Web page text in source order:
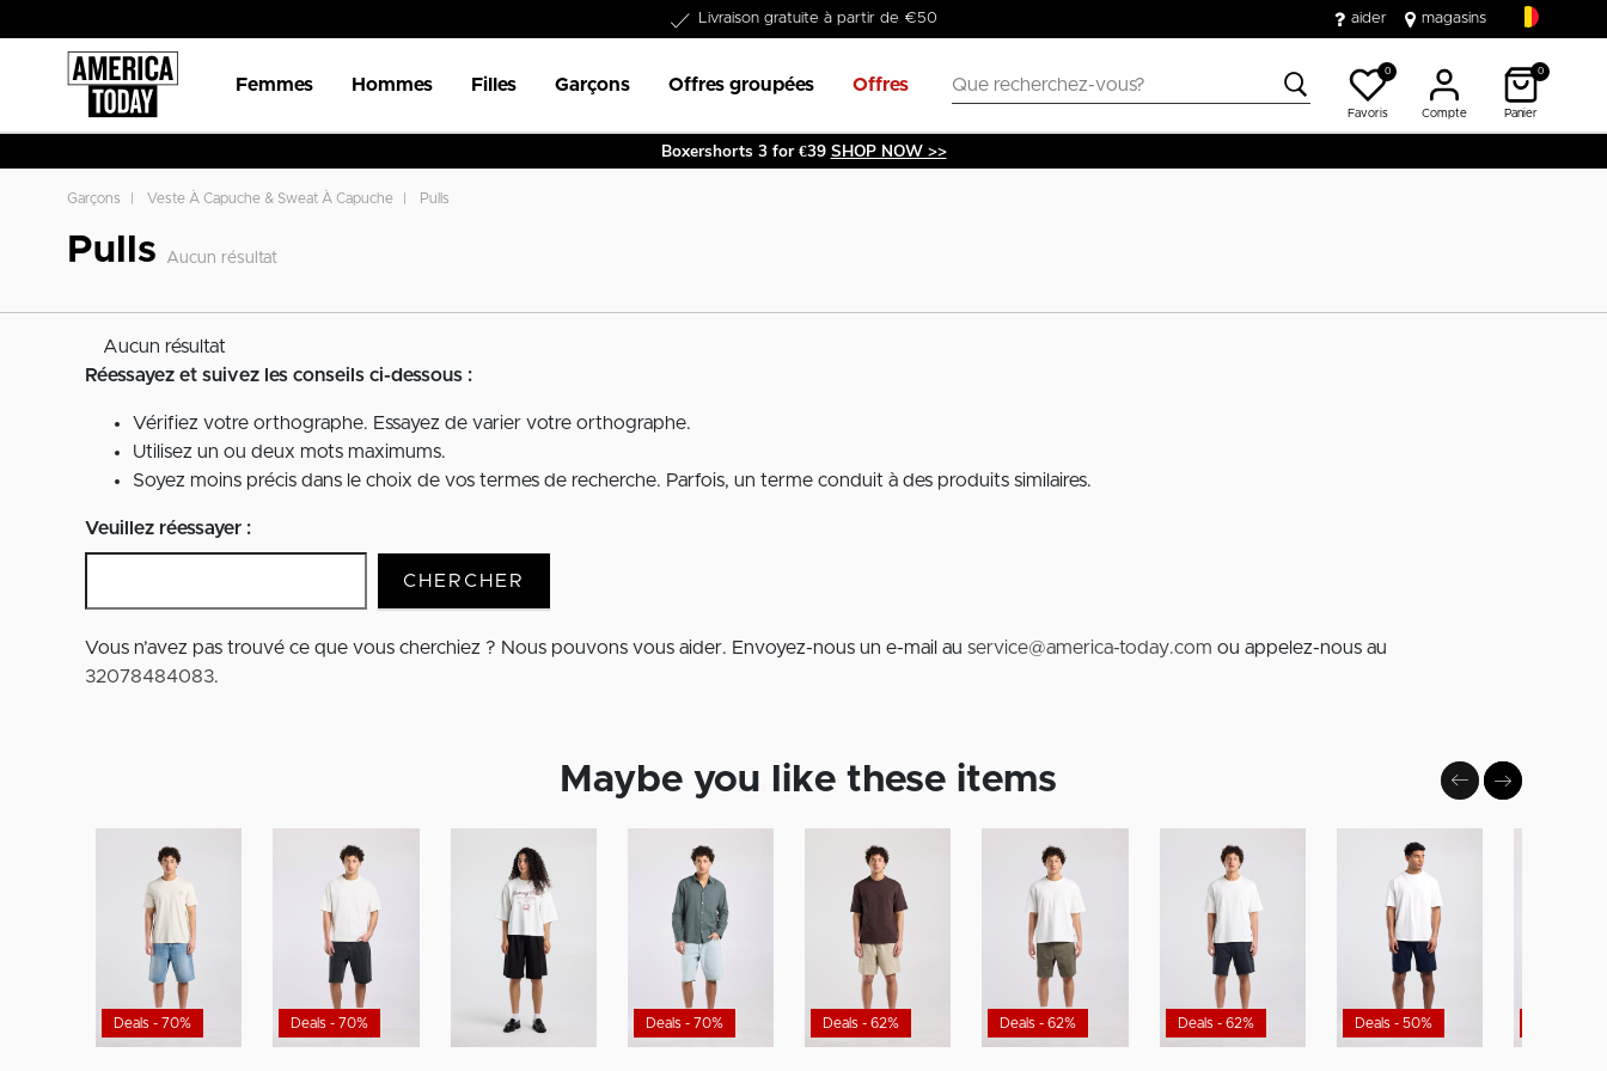
Livraison gratuite à partir de €50 aider magasins
Femmes Hommes Filles Garçons Offres groupées Offres
0
Favoris Compte
0
Panier
Boxershorts 3 for €39 SHOP NOW >>
Garçons Veste À Capuche & Sweat À Capuche Pulls
Pulls Aucun résultat
Aucun résultat
Réessayez et suivez les conseils ci-dessous :
Vérifiez votre orthographe. Essayez de varier votre orthographe.
Utilisez un ou deux mots maximums.
Soyez moins précis dans le choix de vos termes de recherche. Parfois, un terme conduit à des produits similaires.
Veuillez réessayer :
CHERCHER
Vous n’avez pas trouvé ce que vous cherchiez ? Nous pouvons vous aider. Envoyez-nous un e-mail au service@america-today.com ou appelez-nous au
32078484083.
Maybe you like these items
Deals - 70% Deals - 70% Deals - 70% Deals - 62% Deals - 62% Deals - 62% Deals - 50%